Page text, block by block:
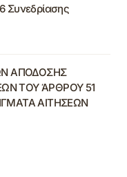
Συνεδρίασης
ΑΠΟΔΟΣΗΣ
ΤΟΥ ΆΡΘΡΟΥ 51
ΑΙΤΗΣΕΩΝ